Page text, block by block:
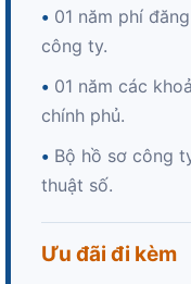
• 01 năm phí
công ty.
• 01 năm các
chính phủ.
• Bộ hồ sơ công
thuật số.
Ưu đãi đi kèm